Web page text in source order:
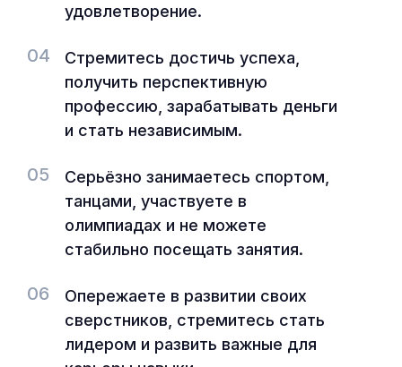
удовлетворение.
04
Стремитесь достичь успеха,
получить перспективную
профессию, зарабатывать деньги
и стать независимым.
05
Серьёзно занимаетесь спортом,
танцами, участвуете в
олимпиадах и не можете
стабильно посещать занятия.
06
Опережаете в развитии своих
сверстников, стремитесь стать
лидером и развить важные для